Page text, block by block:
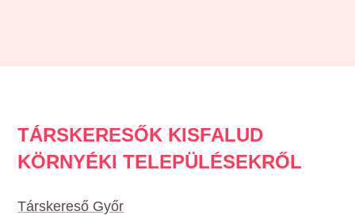
TÁRSKERESŐK KISFALUD
KÖRNYÉKI TELEPÜLÉSEKRŐL
Társkereső Győr